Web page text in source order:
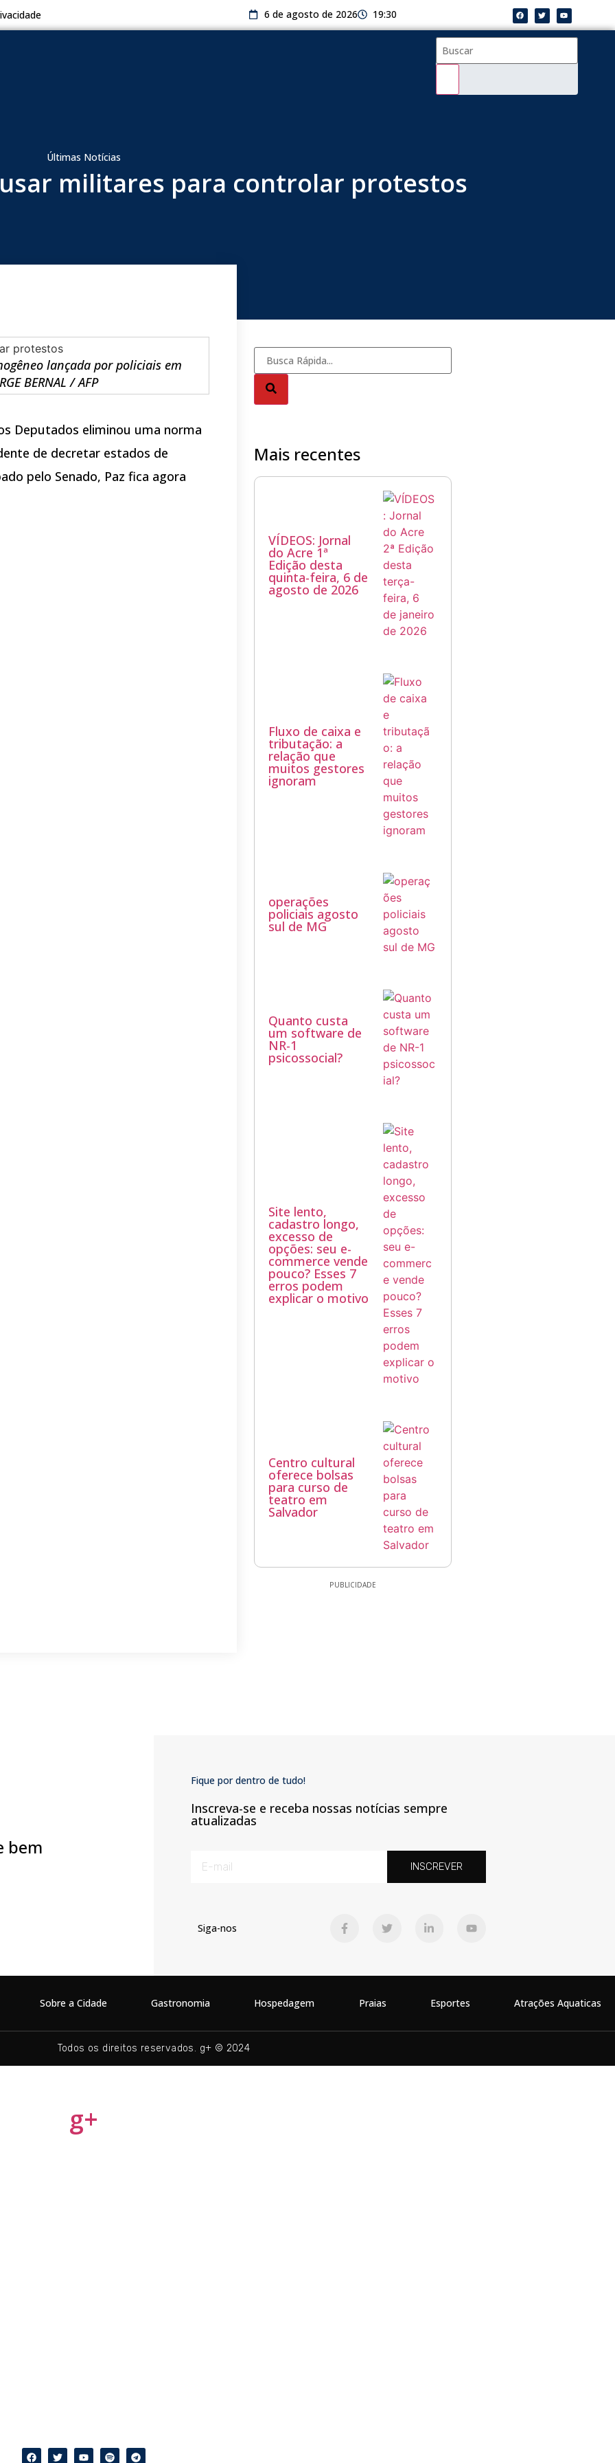
6 de agosto de 2026 19:30
Últimas Notícias
militares para controlar protestos
lançada por policiais em
BERNAL / AFP
Deputados eliminou uma norma
de decretar estados de
pelo Senado, Paz fica agora
Mais recentes
VÍDEOS: Jornal
do Acre 1ª
Edição desta
quinta-feira, 6 de
agosto de 2026
Fluxo de caixa e
tributação: a
relação que
muitos gestores
ignoram
operações
policiais agosto
sul de MG
Quanto custa
um software de
NR-1
psicossocial?
Site lento,
cadastro longo,
excesso de
opções: seu e-
commerce vende
pouco? Esses 7
erros podem
explicar o motivo
Centro cultural
oferece bolsas
para curso de
teatro em
Salvador
PUBLICIDADE
bem
Fique por dentro de tudo!
Inscreva-se e receba nossas notícias sempre
atualizadas
INSCREVER
Siga-nos
Sobre a Cidade Gastronomia Hospedagem Praias Esportes Atrações Aquaticas
Todos os direitos reservados. g+ © 2024
g+